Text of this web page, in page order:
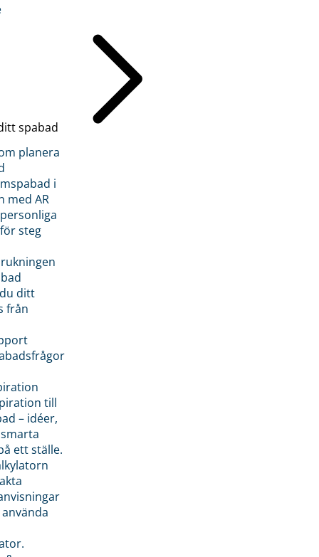
spabad
planera
i
med AR
steg
ditt
från
till
– idéer,
ett ställe.